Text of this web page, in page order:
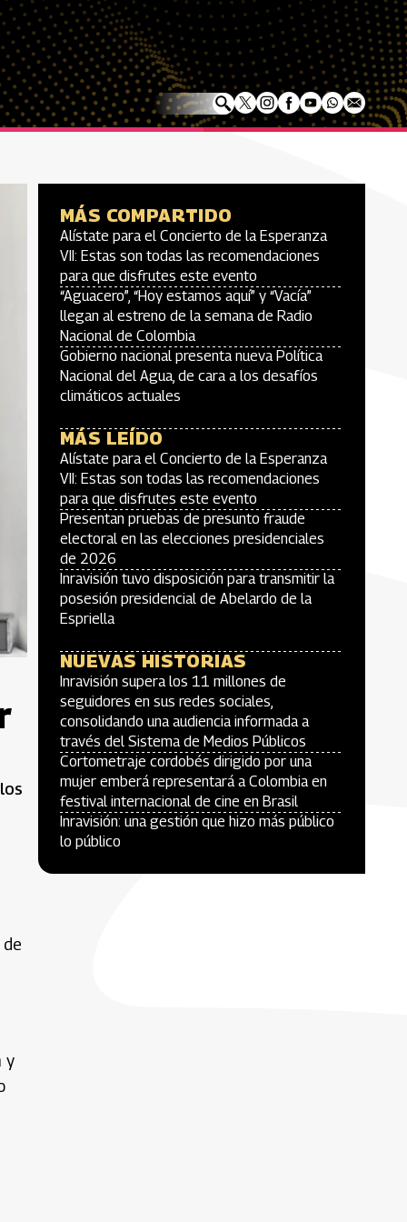
y
MÁS COMPARTIDO
Alístate para el Concierto de la Esperanza
VII: Estas son todas las recomendaciones
para que disfrutes este evento
“Aguacero”, “Hoy estamos aquí” y “Vacía”
llegan al estreno de la semana de Radio
Nacional de Colombia
Gobierno nacional presenta nueva Política
Nacional del Agua, de cara a los desafíos
climáticos actuales
MÁS LEÍDO
Alístate para el Concierto de la Esperanza
VII: Estas son todas las recomendaciones
para que disfrutes este evento
Presentan pruebas de presunto fraude
electoral en las elecciones presidenciales
de 2026
Inravisión tuvo disposición para transmitir la
posesión presidencial de Abelardo de la
Espriella
NUEVAS HISTORIAS
Inravisión supera los 11 millones de
seguidores en sus redes sociales,
consolidando una audiencia informada a
través del Sistema de Medios Públicos
Cortometraje cordobés dirigido por una
mujer emberá representará a Colombia en
festival internacional de cine en Brasil
Inravisión: una gestión que hizo más público
lo público